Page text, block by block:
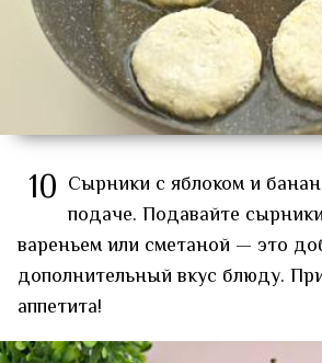
10 Сырники с яблоком и
подаче. Подавайте
вареньем или сметаной — это
дополнительный вкус блюду.
аппетита!